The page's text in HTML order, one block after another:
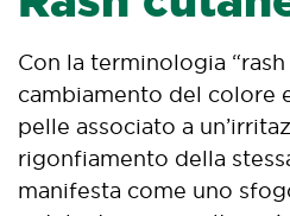
Con la terminologia
cambiamento del colore
pelle associato a
rigonfiamento della
manifesta come uno